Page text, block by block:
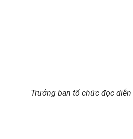
Trưởng ban tổ chức đọc